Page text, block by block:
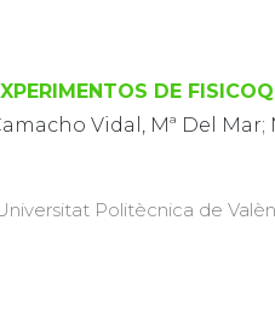
DE
Vidal, Mª Del
Politècnica de